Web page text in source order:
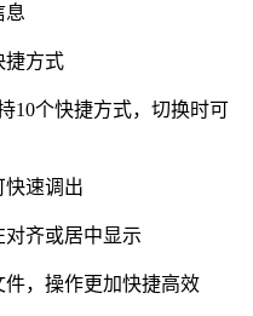
息
捷方式
10个快捷方式，切换时可
快速调出
齐或居中显示
，操作更加快捷高效